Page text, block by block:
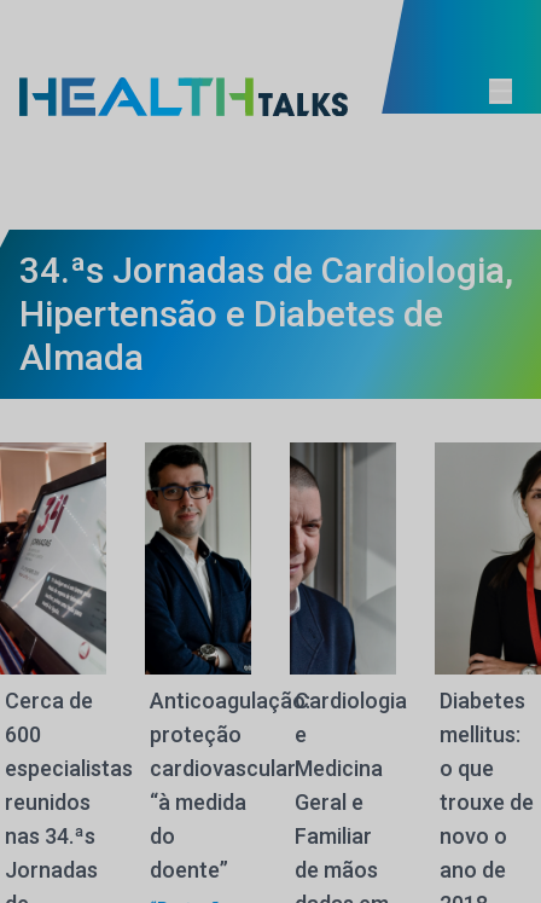
34.ªs Jornadas de Cardiologia,
Hipertensão e Diabetes de
Almada
Cerca de
600
especialistas
reunidos
nas 34.ªs
Jornadas
Anticoagulação:
proteção
cardiovascular
“à medida
do
doente”
Cardiologia
e
Medicina
Geral e
Familiar
de mãos
Diabetes
mellitus:
o que
trouxe de
novo o
ano de